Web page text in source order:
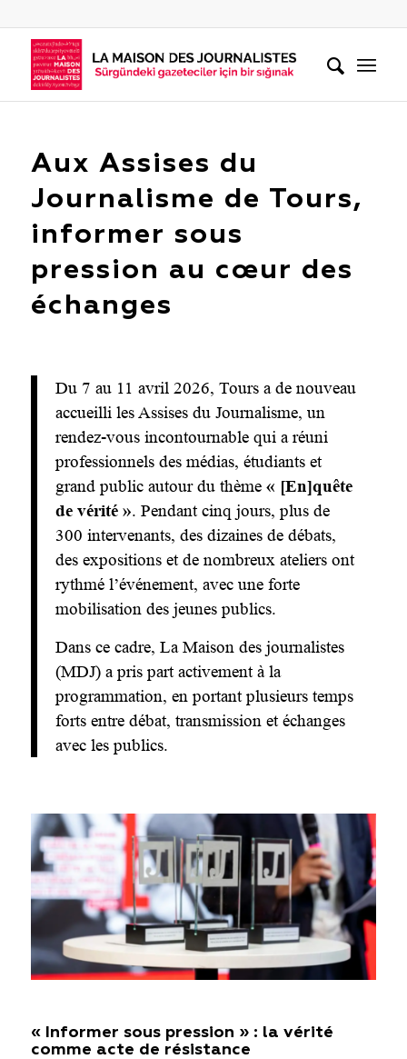
Aux Assises du
Journalisme de Tours,
informer sous
pression au cœur des
échanges
Du 7 au 11 avril 2026, Tours a de nouveau
accueilli les Assises du Journalisme, un
rendez-vous incontournable qui a réuni
professionnels des médias, étudiants et
grand public autour du thème « [En]quête
de vérité ». Pendant cinq jours, plus de
300 intervenants, des dizaines de débats,
des expositions et de nombreux ateliers ont
rythmé l’événement, avec une forte
mobilisation des jeunes publics.
Dans ce cadre, La Maison des journalistes
(MDJ) a pris part activement à la
programmation, en portant plusieurs temps
forts entre débat, transmission et échanges
avec les publics.
« Informer sous pression » : la vérité
comme acte de résistance